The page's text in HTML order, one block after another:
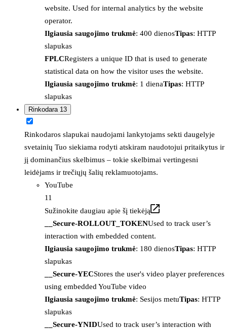
website. Used for internal analytics by the website
operator.
Ilgiausia saugojimo trukmė: 400 dienosTipas: HTTP
slapukas
FPLCRegisters a unique ID that is used to generate
statistical data on how the visitor uses the website.
Ilgiausia saugojimo trukmė: 1 dienaTipas: HTTP
slapukas
Rinkodara 13
Rinkodaros slapukai naudojami lankytojams sekti daugelyje
svetainių Tuo siekiama rodyti atskiram naudotojui pritaikytus ir
jį dominančius skelbimus – tokie skelbimai vertingesni
leidėjams ir trečiųjų šalių reklamuotojams.
YouTube
11
Sužinokite daugiau apie šį tiekėją
__Secure-ROLLOUT_TOKENUsed to track user’s
interaction with embedded content.
Ilgiausia saugojimo trukmė: 180 dienosTipas: HTTP
slapukas
__Secure-YECStores the user's video player preferences
using embedded YouTube video
Ilgiausia saugojimo trukmė: Sesijos metuTipas: HTTP
slapukas
__Secure-YNIDUsed to track user’s interaction with